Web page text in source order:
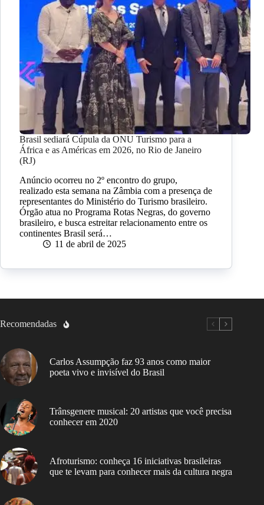
Brasil sediará Cúpula da ONU Turismo para a
África e as Américas em 2026, no Rio de Janeiro
(RJ)
Anúncio ocorreu no 2º encontro do grupo,
realizado esta semana na Zâmbia com a presença de
representantes do Ministério do Turismo brasileiro.
Órgão atua no Programa Rotas Negras, do governo
brasileiro, e busca estreitar relacionamento entre os
continentes Brasil será…
11 de abril de 2025
Recomendadas
Carlos Assumpção faz 93 anos como maior
poeta vivo e invisível do Brasil
Trânsgenere musical: 20 artistas que você precisa
conhecer em 2020
Afroturismo: conheça 16 iniciativas brasileiras
que te levam para conhecer mais da cultura negra